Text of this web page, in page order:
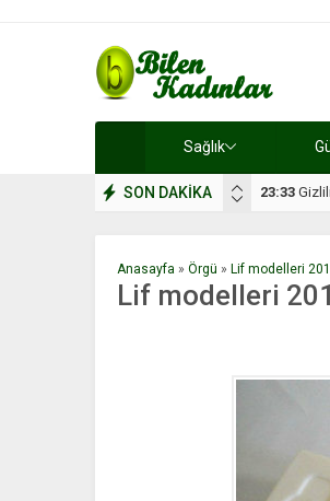
Sağlık
SON DAKİKA 17:08
Anasayfa » Örgü » Lif modelleri
Lif modelleri